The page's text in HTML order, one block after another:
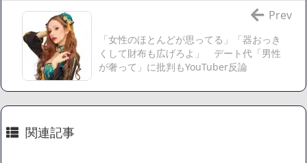
【悲報】ジェネリック医薬品、4割が承認書と異なる製造だ
ったことが発覚「衝撃的な数字だ」
【速報】楽天グループ、減損損失約160億円と約700億円の繰
延税金資産の取崩し
【悲報】読売新聞、「避難所の自販機が壊されて窃盗され
「女性のほとんどが思ってる」「器おっき
くして財布も広げろよ」 デート代「男性
が奢って」に批判もYouTuber反論
Prev
関連記事